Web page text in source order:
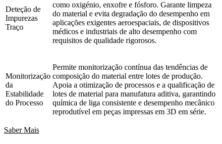
Deteção de
Impurezas
Traço
como oxigénio, enxofre e fósforo. Garante limpeza
do material e evita degradação do desempenho em
aplicações exigentes aeroespaciais, de dispositivos
médicos e industriais de alto desempenho com
requisitos de qualidade rigorosos.
Monitorização
da
Estabilidade
do Processo
Permite monitorização contínua das tendências de
composição do material entre lotes de produção.
Apoia a otimização de processos e a qualificação de
lotes de material para manufatura aditiva, garantindo
química de liga consistente e desempenho mecânico
reprodutível em peças impressas em 3D em série.
Saber Mais